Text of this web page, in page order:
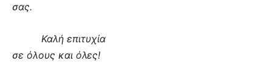
σας.
Καλή επιτυχία
σε όλους και όλες!